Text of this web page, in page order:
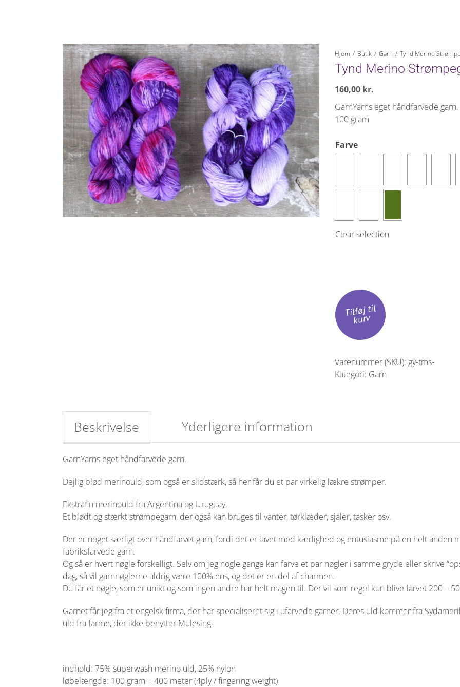
Hjem / Butik / Garn / Tynd Merino
Tynd Merino
160,00 kr.
GarnYarns eget håndfarvede garn.
100 gram
Farve
Clear selection
Tilføj til
kurv
Varenummer (SKU): gy-tms-
Kategori: Garn
Beskrivelse Yderligere information
GarnYarns eget håndfarvede garn.
Dejlig blød merinould, som også er slidstærk, så her får du et par virkelig lækre strømper.
Ekstrafin merinould fra Argentina og Uruguay.
Et blødt og stærkt strømpegarn, der også kan bruges til vanter, tørklæder, sjaler, tasker osv.
Der er noget særligt over håndfarvet garn, fordi det er lavet med kærlighed og entusiasme på en helt anden
fabriksfarvede garn.
Og så er hvert nøgle forskelligt. Selv om jeg nogle gange kan farve et par nøgler i samme gryde eller skrive
dag, så vil garnnøglerne aldrig være 100% ens, og det er en del af charmen.
Du får et nøgle, som er unikt og som ingen andre har helt magen til. Der vil som regel kun blive farvet 200 –
Garnet får jeg fra et engelsk firma, der har specialiseret sig i ufarvede garner. Deres uld kommer fra
uld fra farme, der ikke benytter Mulesing.
indhold: 75% superwash merino uld, 25% nylon
løbelængde: 100 gram = 400 meter (4ply / fingering weight)